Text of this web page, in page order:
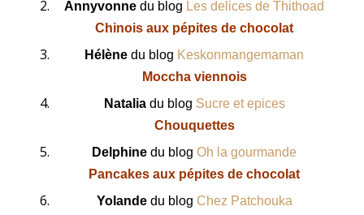
Annyvonne du blog Les delices de Thithoad
Chinois aux pépites de chocolat
Hélène du blog Keskonmangemaman
Moccha viennois
Nataliadu blog Sucre et epices
Chouquettes
Delphine du blogOh la gourmande
Pancakes aux pépites de chocolat
Yolandedu blog Chez Patchouka